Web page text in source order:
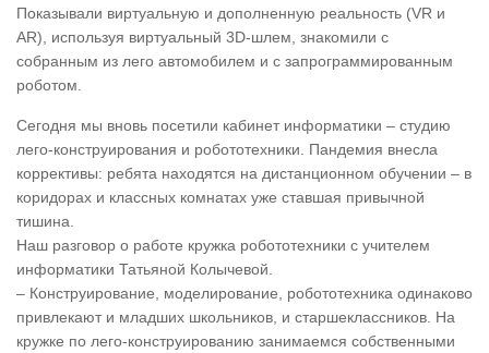
Показывали виртуальную и дополненную реальность (VR и
AR), используя виртуальный 3D-шлем, знакомили с
собранным из лего автомобилем и с запрограммированным
роботом.
Сегодня мы вновь посетили кабинет информатики – студию
лего-конструирования и робототехники. Пандемия внесла
коррективы: ребята находятся на дистанционном обучении – в
коридорах и классных комнатах уже ставшая привычной
тишина.
Наш разговор о работе кружка робототехники с учителем
информатики Татьяной Колычевой.
– Конструирование, моделирование, робототехника одинаково
привлекают и младших школьников, и старшеклассников. На
кружке по лего-конструированию занимаемся собственными